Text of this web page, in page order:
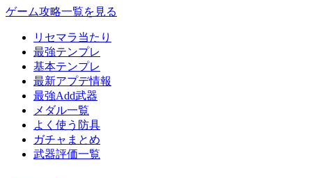
ゲーム攻略一覧を見る
リセマラ当たり
最強テンプレ
基本テンプレ
最新アプデ情報
最強Add武器
メダル一覧
よく使う防具
ガチャまとめ
武器評価一覧